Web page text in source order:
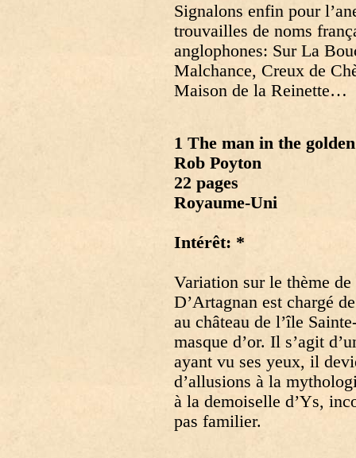
Signalons enfin pour
trouvailles de noms
anglophones: Sur La
Malchance, Creux de
Maison de la Reinette…
1 The man in the
Rob Poyton
22 pages
Royaume-Uni
Intérêt: *
Variation sur le thème de
D’Artagnan est chargé
au château de l’île
masque d’or. Il s’agit
ayant vu ses yeux, il
d’allusions à la
à la demoiselle d’Ys,
pas familier.